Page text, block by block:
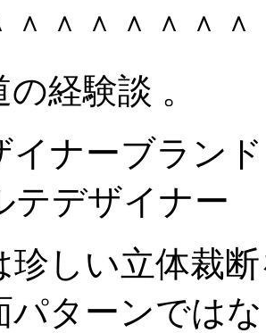
＾＾＾＾＾＾
経験談 。
イナーブラン
テデザイナー
珍しい立体裁
パターンでは